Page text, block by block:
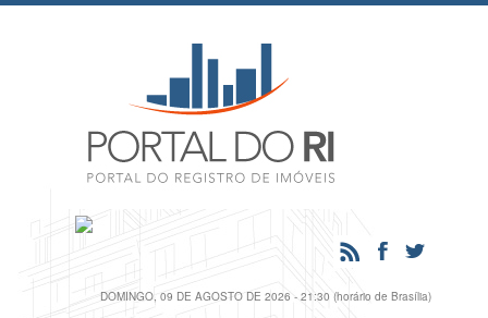
DOMINGO, 09 DE AGOSTO DE 2026 - 21:30 (horário de Brasília)